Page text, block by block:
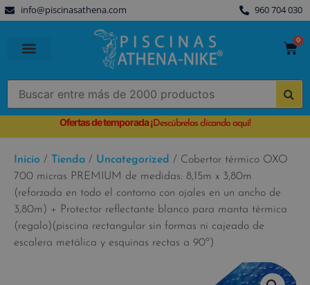
info@piscinasathena.com 960 704 030
0
Ofertas de temporada¡Descúbrelas clicando aquí!
Inicio / Tienda / Uncategorized / Cobertor térmico OXO
700 micras PREMIUM de medidas: 8,15m x 3,80m
(reforzada en todo el contorno con ojales en un ancho de
3,80m) + Protector reflectante blanco para manta térmica
(regalo)(piscina rectangular sin formas ni cajeado de
escalera metálica y esquinas rectas a 90º)